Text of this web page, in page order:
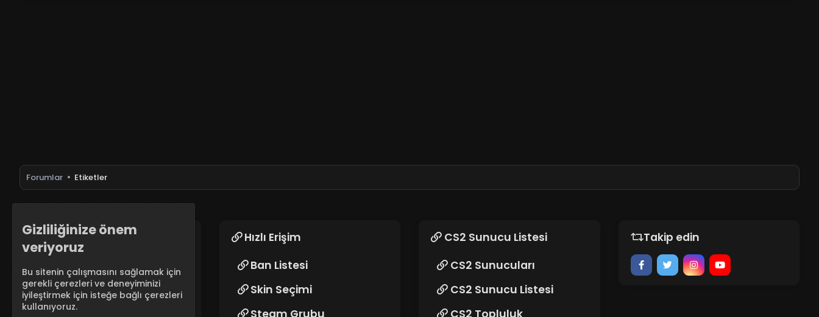
Forumlar Etiketler
RunAway CS2 Sunucuları
yüksek fps ve düşük pingin tadını
çıkarın. Retake, DM, Surf, Arena,
Awp ve daha fazlası!
Hızlı Erişim
Ban Listesi
Skin Seçimi
Steam Grubu
CS2 Sunucu Listesi
CS2 Sunucuları
CS2 Sunucu Listesi
CS2 Topluluk
Takip edin
Gizliliğinize önem
veriyoruz
Bu sitenin çalışmasını sağlamak için
gerekli çerezleri ve deneyiminizi
iyileştirmek için isteğe bağlı çerezleri
kullanıyoruz.